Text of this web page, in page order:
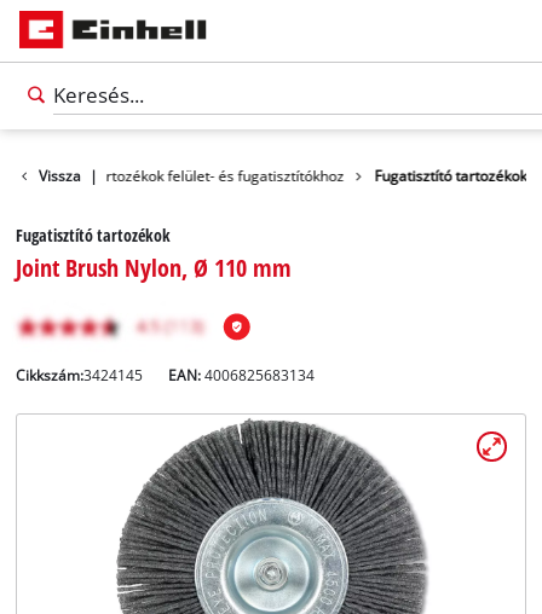
Magyar
Vissza |Tartozékok felület- és fugatisztítókhoz Fugatisztító tartozékok
Fugatisztító tartozékok
Joint Brush Nylon, Ø 110 mm
Cikkszám:3424145 EAN:4006825683134